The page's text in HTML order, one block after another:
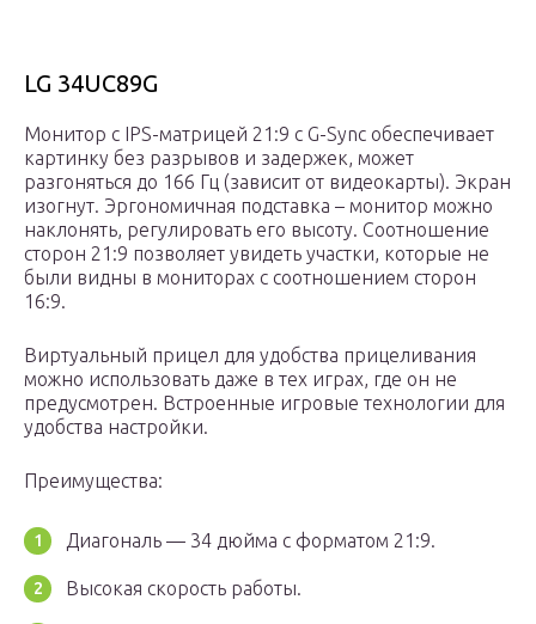
LG 34UC89G
Монитор с IPS-матрицей 21:9 с G-Sync обеспечивает
картинку без разрывов и задержек, может
разгоняться до 166 Гц (зависит от видеокарты). Экран
изогнут. Эргономичная подставка – монитор можно
наклонять, регулировать его высоту. Соотношение
сторон 21:9 позволяет увидеть участки, которые не
были видны в мониторах с соотношением сторон
16:9.
Виртуальный прицел для удобства прицеливания
можно использовать даже в тех играх, где он не
предусмотрен. Встроенные игровые технологии для
удобства настройки.
Преимущества:
Диагональ — 34 дюйма с форматом 21:9.
Высокая скорость работы.